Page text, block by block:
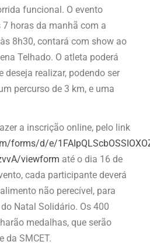
funcional. O evento
horas da manhã com a
8h30, contará com show ao
Telhado. O atleta poderá
deseja realizar, podendo ser
percurso de 3 km, e uma
a inscrição online, pelo link
forms/d/e/
viewform até o dia 16 de
cada participante deverá
não perecível, para
Natal Solidário. Os 400
medalhas, que serão
da SMCET.